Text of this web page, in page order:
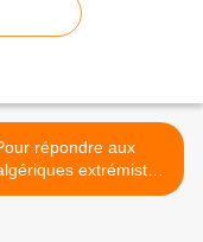
répondre aux
extrémistes
verrez dans cette